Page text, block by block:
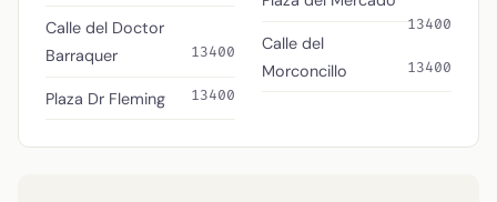
Calle del Doctor
Barraquer
13400
Plaza Dr Fleming 13400
13400
Calle del
Morconcillo
13400